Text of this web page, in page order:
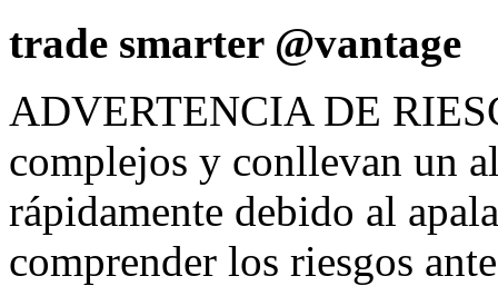
trade smarter @vantage
ADVERTENCIA DE
complejos y conllevan un
rápidamente debido al
comprender los riesgos